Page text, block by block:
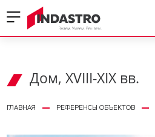
Дом, XVIII-XIX вв.
ГЛАВНАЯ РЕФЕРЕНСЫ ОБЪЕКТОВ